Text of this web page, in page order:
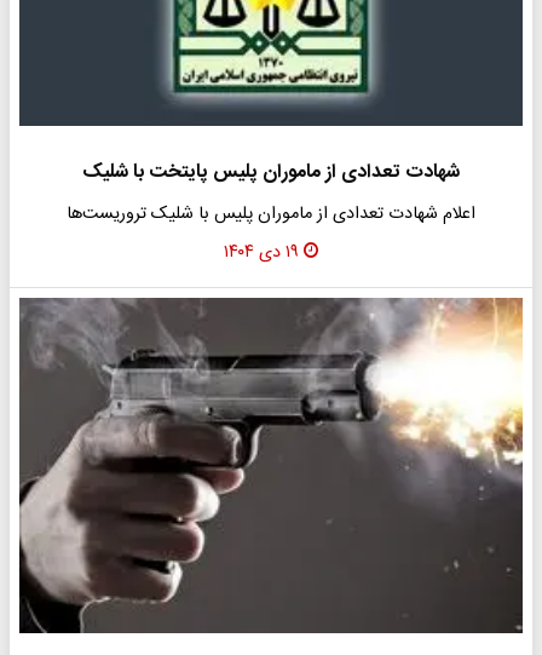
شهادت تعدادی از ماموران پلیس پایتخت با شلیک
اعلام شهادت تعدادی از ماموران پلیس با شلیک تروریست‌ها
۱۹ دی ۱۴۰۴